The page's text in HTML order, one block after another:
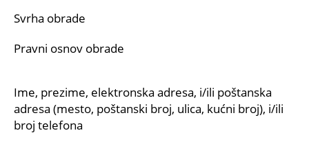
Svrha obrade
Pravni osnov obrade
Ime, prezime, elektronska adresa, i/ili poštanska
adresa (mesto, poštanski broj, ulica, kućni broj), i/ili
broj telefona